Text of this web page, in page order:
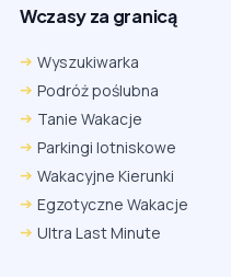
Wczasy za granicą
Wyszukiwarka
Podróż poślubna
Tanie Wakacje
Parkingi lotniskowe
Wakacyjne Kierunki
Egzotyczne Wakacje
Ultra Last Minute